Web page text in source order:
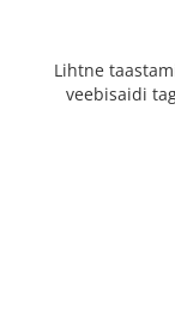
Lihtne
veebisaidi